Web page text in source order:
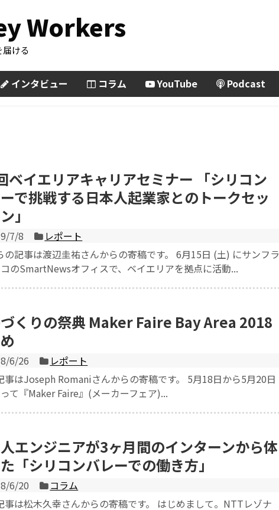
Workers
ける
インタビュー コラム YouTube Podcast
ベイエリアキャリアセミナー 「シリコン
で挑戦する日本人起業家とのトークセッ
」
7/8
レポート
の記事は渡辺圭祐さんからの寄稿です。 6月15日 (土) にサンフラ
のSmartNewsオフィスで、ベイエリアを拠点に活動...
くりの祭典 Maker Faire Bay Area 2018
6/26
レポート
事はJoseph Romaniさんからの寄稿です。 5月18日から5月20日
て『Maker Faire』(メーカーフェア)...
エンジニアが3ヶ月間のインターンから体
「シリコンバレーでの働き方」
6/20
コラム
事は松木久幸さんからの寄稿です。 はじめまして。NTTレゾナ